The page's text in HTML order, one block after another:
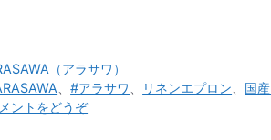
（アラサワ）
、#アラサワ リネンエプロン 国
ントをどうぞ